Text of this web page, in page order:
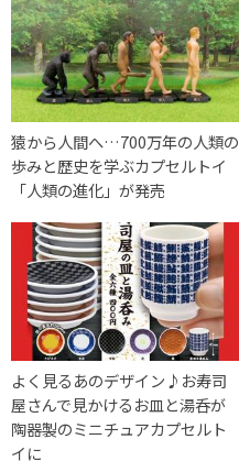
猿から人間へ…700万年の人類の
歩みと歴史を学ぶカプセルトイ
「人類の進化」が発売
よく見るあのデザイン♪お寿司
屋さんで見かけるお皿と湯呑が
陶器製のミニチュアカプセルト
イに